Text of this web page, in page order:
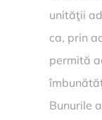
unităţii
ca, prin
permită
Bunurile